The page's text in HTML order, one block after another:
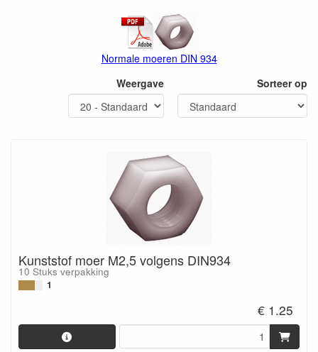
Normale moeren DIN 934
Weergave
Sorteer op
Kunststof moer M2,5 volgens DIN934
10 Stuks verpakking
1
€ 1.25